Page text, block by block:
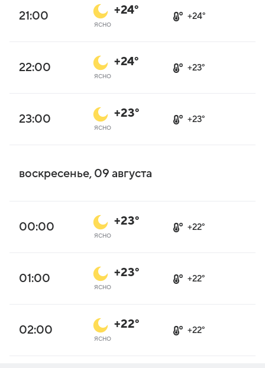
21:00 +24°
ясно
+24°
22:00 +24°
ясно
+23°
23:00 +23°
ясно
+23°
воскресенье, 09 августа
00:00 +23°
ясно
+22°
01:00 +23°
ясно
+22°
02:00 +22°
ясно
+22°